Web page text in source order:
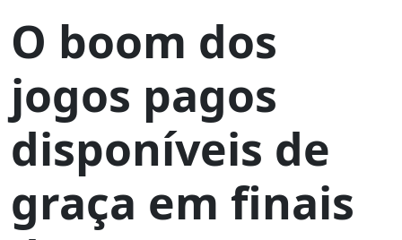
O boom dos
jogos pagos
disponíveis de
graça em finais